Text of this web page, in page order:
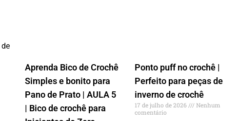
Aprenda Bico de Crochê
Simples e bonito para
Pano de Prato | AULA 5
| Bico de crochê para
Ponto puff no crochê |
Perfeito para peças de
inverno de crochê
17 de julho de 2026
Nenhum
comentário
de